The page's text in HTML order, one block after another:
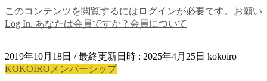
このコンテンツを閲覧するにはログインが必要です。お願い
Log In. あなたは会員ですか ? 会員について
2019年10月18日 / 最終更新日時 : 2025年4月25日 kokoiro
KOKOIROメンバーシップ